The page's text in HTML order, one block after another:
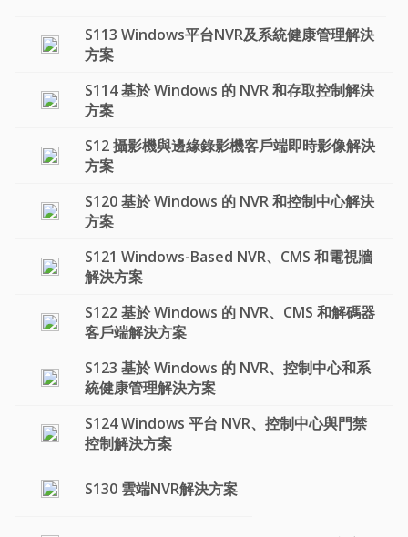
S113 Windows平台NVR及系統健康管理解決
方案
S114 基於 Windows 的 NVR 和存取控制解決
方案
S12 攝影機與邊緣錄影機客戶端即時影像解決
方案
S120 基於 Windows 的 NVR 和控制中心解決
方案
S121 Windows-Based NVR、CMS 和電視牆
解決方案
S122 基於 Windows 的 NVR、CMS 和解碼器
客戶端解決方案
S123 基於 Windows 的 NVR、控制中心和系
統健康管理解決方案
S124 Windows 平台 NVR、控制中心與門禁
控制解決方案
S130 雲端NVR解決方案